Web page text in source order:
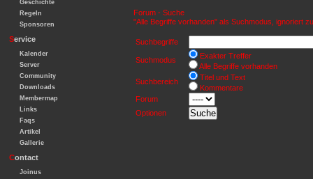
Geschichte
Regeln
Sponsoren
Service
Kalender
Server
Community
Downloads
Membermap
Links
Faqs
Artikel
Gallerie
Contact
Joinus
Forum - Suche
"Alle Begriffe vorhanden" als Suchmodus, ignoriert
Suchbegriffe
Suchmodus
Exakter Treffer
Alle Begriffe vorhanden
Suchbereich
Titel und Text
Kommentare
Forum
Optionen